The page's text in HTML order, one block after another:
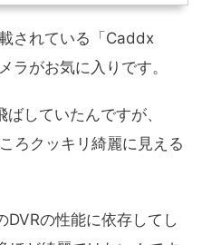
されている「Caddx
がお気に入りです。
していたんですが、
ろクッキリ綺麗に見える
DVRの性能に依存してし